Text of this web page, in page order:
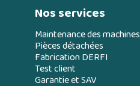
Nos services
Maintenance des machines
Pièces détachées
Fabrication DERFI
Test client
Garantie et SAV